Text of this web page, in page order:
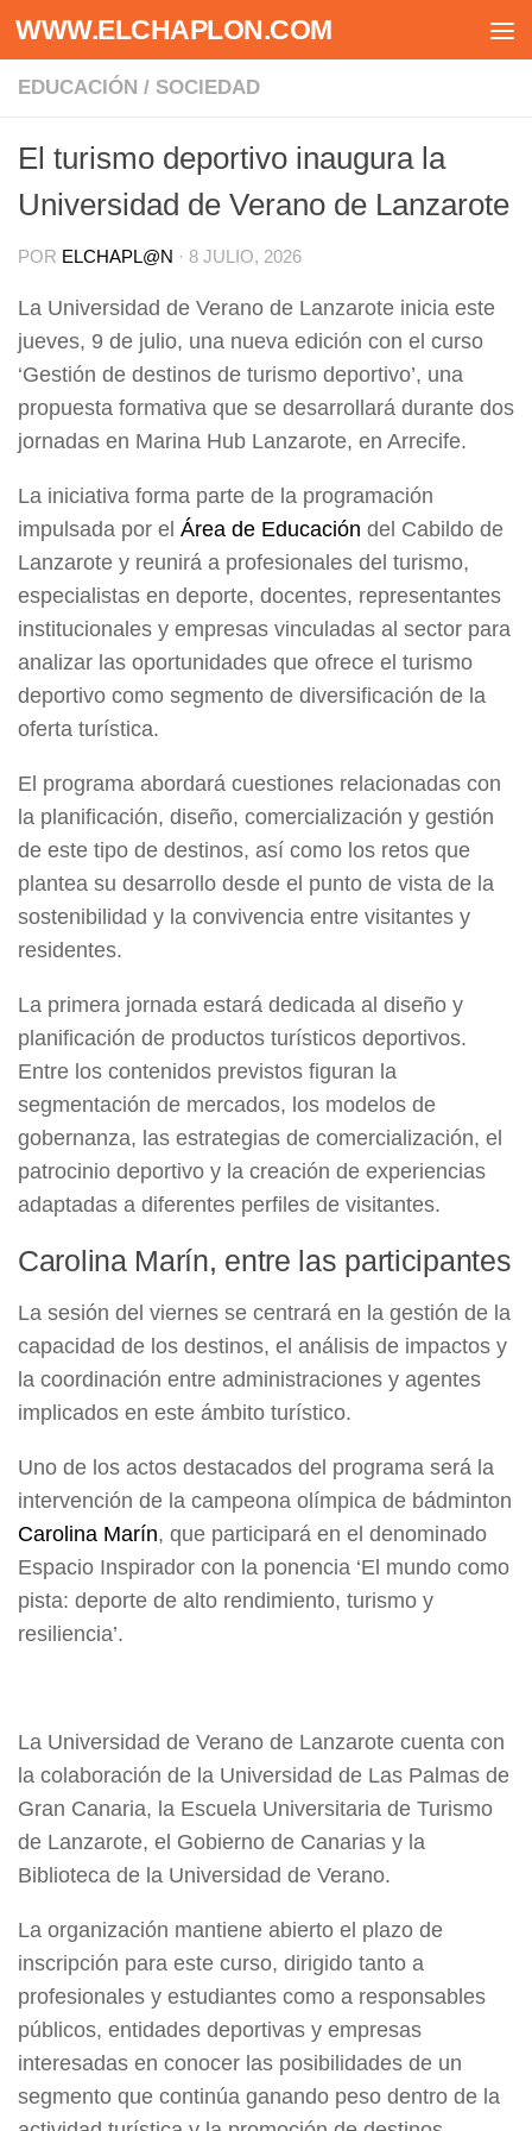
Saltar al contenido
WWW.ELCHAPLON.COM
EDUCACIÓN / SOCIEDAD
El turismo deportivo inaugura la
Universidad de Verano de Lanzarote
POR ELCHAPL@N · 8 JULIO, 2026
La Universidad de Verano de Lanzarote inicia este
jueves, 9 de julio, una nueva edición con el curso
‘Gestión de destinos de turismo deportivo’, una
propuesta formativa que se desarrollará durante dos
jornadas en Marina Hub Lanzarote, en Arrecife.
La iniciativa forma parte de la programación
impulsada por el Área de Educación del Cabildo de
Lanzarote y reunirá a profesionales del turismo,
especialistas en deporte, docentes, representantes
institucionales y empresas vinculadas al sector para
analizar las oportunidades que ofrece el turismo
deportivo como segmento de diversificación de la
oferta turística.
El programa abordará cuestiones relacionadas con
la planificación, diseño, comercialización y gestión
de este tipo de destinos, así como los retos que
plantea su desarrollo desde el punto de vista de la
sostenibilidad y la convivencia entre visitantes y
residentes.
La primera jornada estará dedicada al diseño y
planificación de productos turísticos deportivos.
Entre los contenidos previstos figuran la
segmentación de mercados, los modelos de
gobernanza, las estrategias de comercialización, el
patrocinio deportivo y la creación de experiencias
adaptadas a diferentes perfiles de visitantes.
Carolina Marín, entre las participantes
La sesión del viernes se centrará en la gestión de la
capacidad de los destinos, el análisis de impactos y
la coordinación entre administraciones y agentes
implicados en este ámbito turístico.
Uno de los actos destacados del programa será la
intervención de la campeona olímpica de bádminton
Carolina Marín, que participará en el denominado
Espacio Inspirador con la ponencia ‘El mundo como
pista: deporte de alto rendimiento, turismo y
resiliencia’.
La Universidad de Verano de Lanzarote cuenta con
la colaboración de la Universidad de Las Palmas de
Gran Canaria, la Escuela Universitaria de Turismo
de Lanzarote, el Gobierno de Canarias y la
Biblioteca de la Universidad de Verano.
La organización mantiene abierto el plazo de
inscripción para este curso, dirigido tanto a
profesionales y estudiantes como a responsables
públicos, entidades deportivas y empresas
interesadas en conocer las posibilidades de un
segmento que continúa ganando peso dentro de la